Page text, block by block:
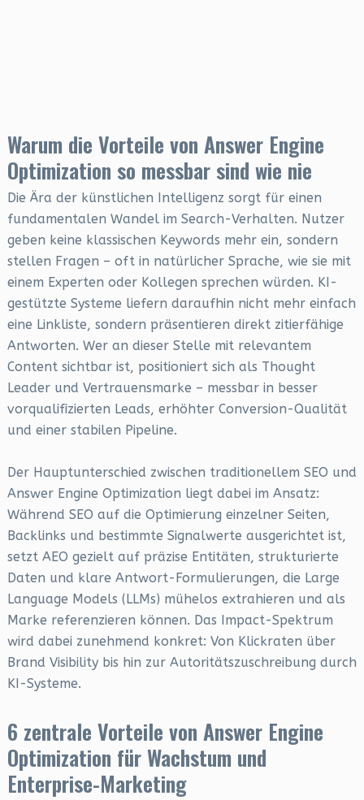
Warum die Vorteile von Answer Engine
Optimization so messbar sind wie nie
Die Ära der künstlichen Intelligenz sorgt für einen
fundamentalen Wandel im Search-Verhalten. Nutzer
geben keine klassischen Keywords mehr ein, sondern
stellen Fragen – oft in natürlicher Sprache, wie sie mit
einem Experten oder Kollegen sprechen würden. KI-
gestützte Systeme liefern daraufhin nicht mehr einfach
eine Linkliste, sondern präsentieren direkt zitierfähige
Antworten. Wer an dieser Stelle mit relevantem
Content sichtbar ist, positioniert sich als Thought
Leader und Vertrauensmarke – messbar in besser
vorqualifizierten Leads, erhöhter Conversion-Qualität
und einer stabilen Pipeline.
Der Hauptunterschied zwischen traditionellem SEO und
Answer Engine Optimization liegt dabei im Ansatz:
Während SEO auf die Optimierung einzelner Seiten,
Backlinks und bestimmte Signalwerte ausgerichtet ist,
setzt AEO gezielt auf präzise Entitäten, strukturierte
Daten und klare Antwort-Formulierungen, die Large
Language Models (LLMs) mühelos extrahieren und als
Marke referenzieren können. Das Impact-Spektrum
wird dabei zunehmend konkret: Von Klickraten über
Brand Visibility bis hin zur Autoritätszuschreibung durch
KI-Systeme.
6 zentrale Vorteile von Answer Engine
Optimization für Wachstum und
Enterprise-Marketing